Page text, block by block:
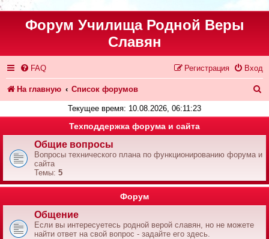
Форум Училища Родной Веры
Славян
FAQ Вход
Регистрация
На главную Список форумов
Текущее время: 10.08.2026, 06:11:23
Техподдержка форума и сайта
Общие вопросы
Вопросы технического плана по функционированию форума и
сайта
Темы: 5
Форум
Общение
Если вы интересуетесь родной верой славян, но не можете
найти ответ на свой вопрос - задайте его здесь.